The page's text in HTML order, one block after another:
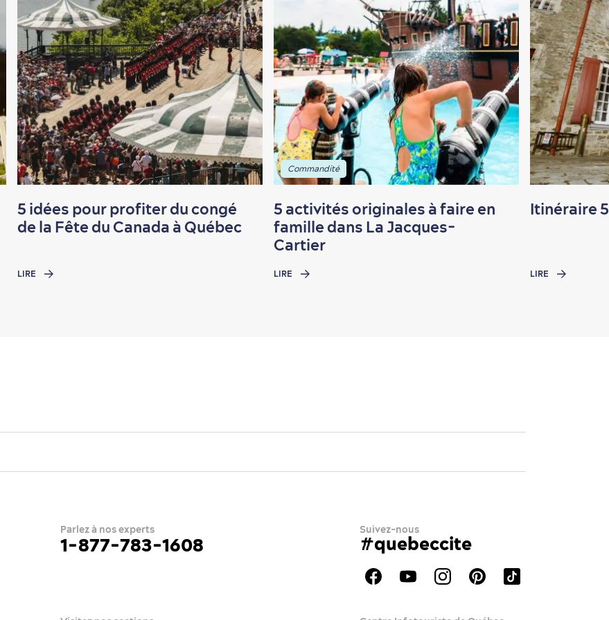
5 idées pour profiter du congé
de la Fête du Canada à Québec
LIRE
Commandité
5 activités originales à faire en
famille dans La Jacques-
Cartier
LIRE
Itinéraire
LIRE
Parlez à nos experts
1-877-783-1608
Suivez-nous
#quebeccite